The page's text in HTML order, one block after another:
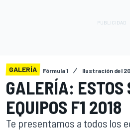
GALERÍA Fórmula 1 Ilustración del
GALERÍA: ESTOS
EQUIPOS F1 2018
Te presentamos a todos los